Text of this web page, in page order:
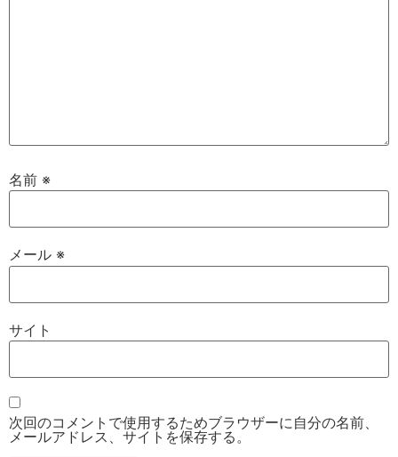
名前 ※
メール ※
サイト
次回のコメントで使用するためブラウザーに自分の名前、
メールアドレス、サイトを保存する。